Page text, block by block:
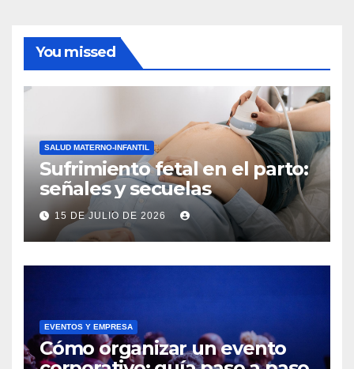
You missed
SALUD MATERNO-INFANTIL
Sufrimiento fetal en el parto:
señales y secuelas
15 DE JULIO DE 2026
EVENTOS Y EMPRESA
Cómo organizar un evento